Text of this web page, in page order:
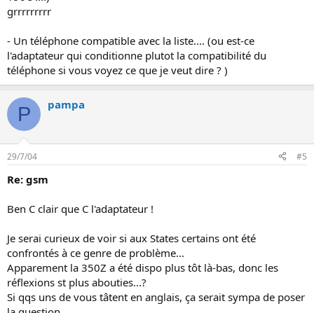
grrrrrrrrr
- Un téléphone compatible avec la liste.... (ou est-ce
l'adaptateur qui conditionne plutot la compatibilité du
téléphone si vous voyez ce que je veut dire ? )
P pampa
29/7/04 #5
Re: gsm
Ben C clair que C l'adaptateur !
Je serai curieux de voir si aux States certains ont été
confrontés à ce genre de problème...
Apparement la 350Z a été dispo plus tôt là-bas, donc les
réflexions st plus abouties...?
Si qqs uns de vous tâtent en anglais, ça serait sympa de poser